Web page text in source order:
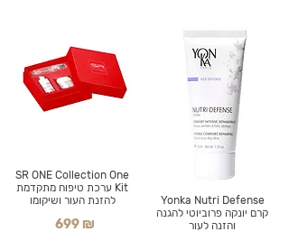
SR ONE Collection One
Kit ערכת טיפוח מתקדמת
להזנת העור ושיקומו
699 ₪
Yonka Nutri Defense
קרם יונקה פרוביוטי להגנה
והזנה לעור